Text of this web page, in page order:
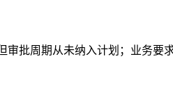
批周期从未纳入计划；业务要